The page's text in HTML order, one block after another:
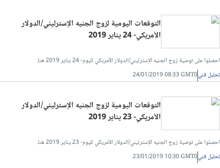
التوقعات اليومية لزوج الجنيه الإسترليني/الدولار
الأمريكي- 24 يناير 2019
احصلوا على توصية زوج الجنيه الإسترليني/الدولار الأمريكي لليوم- 24 يناير 2019 هنا.
تحليل فني24/01/2019 08:33 GMT0
التوقعات اليومية لزوج الجنيه الإسترليني/الدولار
الأمريكي- 23 يناير 2019
احصلوا على توصية زوج الجنيه الإسترليني/الدولار الأمريكي لليوم- 23 يناير 2019 هنا.
تحليل فني23/01/2019 10:30 GMT0